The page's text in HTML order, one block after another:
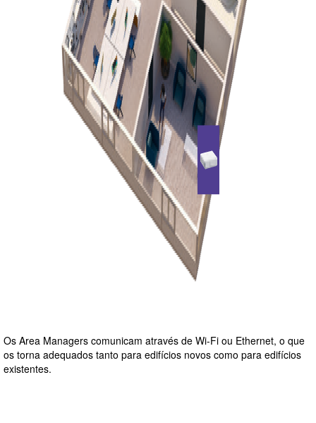
Os Area Managers comunicam através de Wi-Fi ou Ethernet, o que
os torna adequados tanto para edifícios novos como para edifícios
existentes.